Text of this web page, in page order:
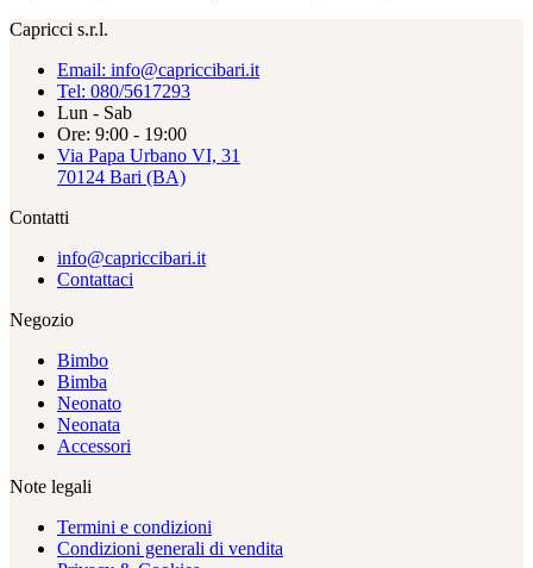
Capricci s.r.l.
Email: info@capriccibari.it
Tel: 080/5617293
Lun - Sab
Ore: 9:00 - 19:00
Via Papa Urbano VI, 31
70124 Bari (BA)
Contatti
info@capriccibari.it
Contattaci
Negozio
Bimbo
Bimba
Neonato
Neonata
Accessori
Note legali
Termini e condizioni
Condizioni generali di vendita